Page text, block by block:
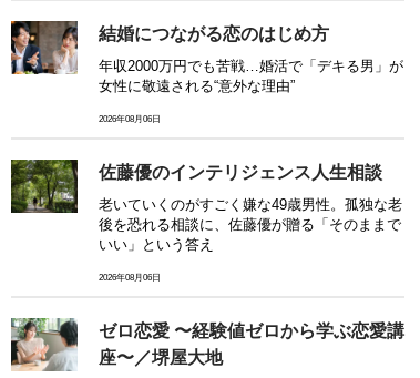
結婚につながる恋のはじめ方
年収2000万円でも苦戦…婚活で「デキる男」が
女性に敬遠される“意外な理由”
2026年08月06日
佐藤優のインテリジェンス人生相談
老いていくのがすごく嫌な49歳男性。孤独な老
後を恐れる相談に、佐藤優が贈る「そのままで
いい」という答え
2026年08月06日
ゼロ恋愛 〜経験値ゼロから学ぶ恋愛講
座〜／堺屋大地